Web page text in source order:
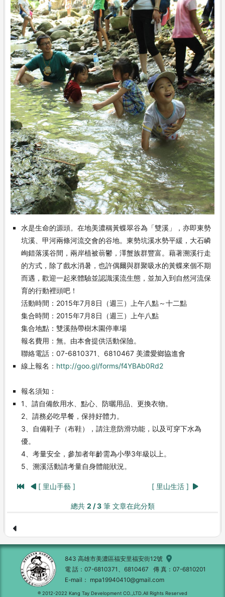
水是生命的源頭。在地美濃稱黃蝶翠谷為「雙溪」，亦即東勢
坑溪、甲河兩條河流交會的谷地。東勢坑溪水勢平緩，大石嶙
峋錯落溪谷間，兩岸植被蓊鬱，澤蟹族群豐富。藉著溯溪行走
的方式，除了戲水消暑，也許偶爾與群聚吸水的黃蝶來個不期
而遇，歡迎一起來體驗並認識溪流生態，並加入到自然河流保
育的行動裡頭吧！
活動時間：2015年7月8日（週三）上午八點～十二點
集合時間：2015年7月8日（週三）上午八點
集合地點：雙溪熱帶樹木園停車場
報名費用：無。由本會提供活動保險。
聯絡電話：07-6810371、6810467 美濃愛鄉協進會
線上報名： http://goo.gl/forms/f4YBAb0Rd2
報名須知：
1、請自備飲用水、點心、防曬用品、更換衣物。
2、請務必吃早餐，保持好體力。
3、自備鞋子（布鞋），請注意防滑功能，以及可穿下水為
優。
4、考量安全，參加者年齡需為小學3年級以上。
5、溯溪活動請考量自身體能狀況。
[ 里山手藝 ] [ 里山生活 ]
總共 2 / 3筆 文章在此分類
843 高雄市美濃區福安里福安街12號
電 話
07-6810371、6810467 傳 真
07-6810201
E-mail
mpa19940410@gmail.com
® 2012-2022 Kang Tay Development CO.,LTD.All Rights Reserved